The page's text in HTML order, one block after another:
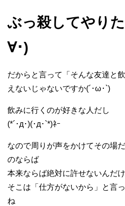
ぶっ殺してやり
∀･)
だからと言って「そんな友達と
えないじゃないですか(´･ω･`)
飲みに行くのが好きな人だし
(*´･д･)(･д･`*)ﾈｰ
なので周りが声をかけてその場
のならば
本来ならば絶対に許せないんだ
そこは「仕方がないから」と言
ね